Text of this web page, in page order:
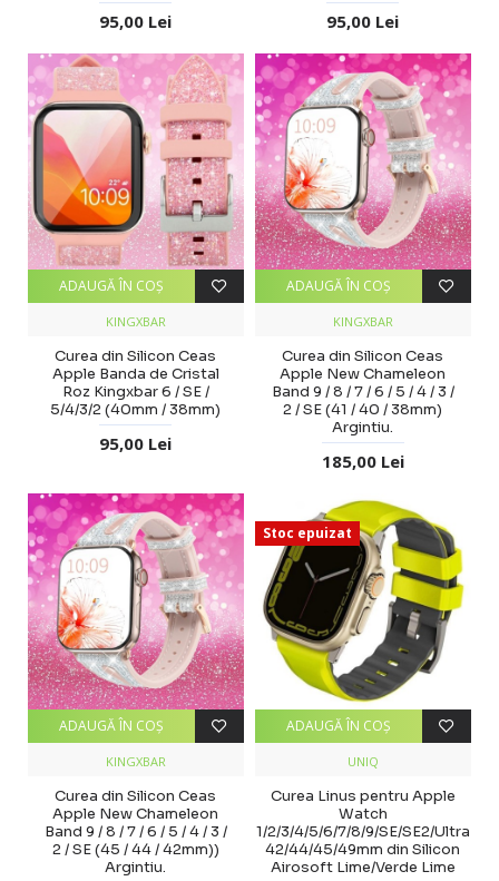
95,00 Lei 95,00 Lei
KINGXBAR
Curea din Silicon Ceas
Apple Banda de Cristal
Roz Kingxbar 6 / SE /
5/4/3/2 (40mm / 38mm)
95,00 Lei
ADAUGĂ ÎN COŞ
KINGXBAR
Curea din Silicon Ceas
Apple New Chameleon
Band 9 / 8 / 7 / 6 / 5 / 4 / 3 /
2 / SE (41 / 40 / 38mm)
Argintiu.
185,00 Lei
ADAUGĂ ÎN COŞ
KINGXBAR
Curea din Silicon Ceas
Apple New Chameleon
Band 9 / 8 / 7 / 6 / 5 / 4 / 3 /
2 / SE (45 / 44 / 42mm))
Argintiu.
ADAUGĂ ÎN COŞ
Stoc epuizat
UNIQ
Curea Linus pentru Apple
Watch
1/2/3/4/5/6/7/8/9/SE/SE2/Ultra
42/44/45/49mm din Silicon
Airosoft Lime/Verde Lime
ADAUGĂ ÎN COŞ